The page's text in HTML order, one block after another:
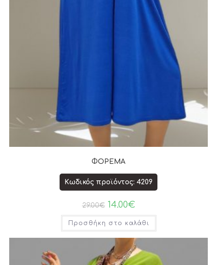
ΦΟΡΕΜΑ
Κωδικός προϊόντος: 4209
29.00€ 14.00€
Προσθήκη στο καλάθι